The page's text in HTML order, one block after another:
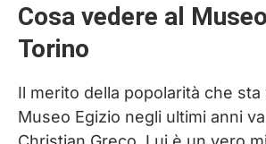
Cosa vedere al
Torino
Il merito della popolarità che sta
Museo Egizio negli ultimi anni